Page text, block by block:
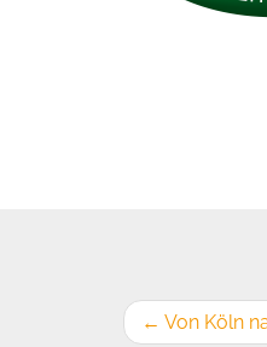
← Von Köln